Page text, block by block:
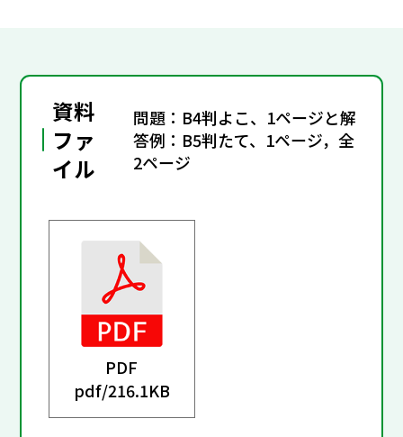
資料
ファ
イル
問題：B4判よこ、1ページと解
答例：B5判たて、1ページ，全
2ページ
PDF
pdf/216.1KB